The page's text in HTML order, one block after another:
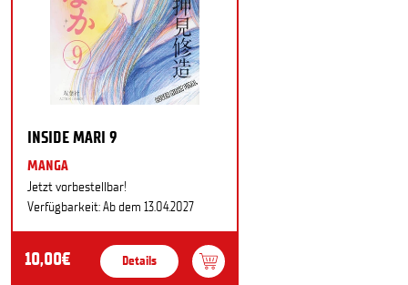
INSIDE MARI 9
MANGA
Jetzt vorbestellbar!
Verfügbarkeit: Ab dem 13.04.2027
10,00€ Details